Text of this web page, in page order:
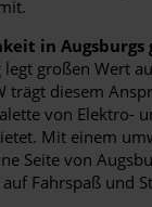
in Augsburgs
legt großen Wert
trägt diesem
von Elektro-
Mit einem
Seite von
Fahrspaß und